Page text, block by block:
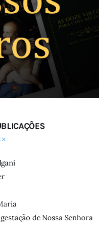
de Nossa Senhora